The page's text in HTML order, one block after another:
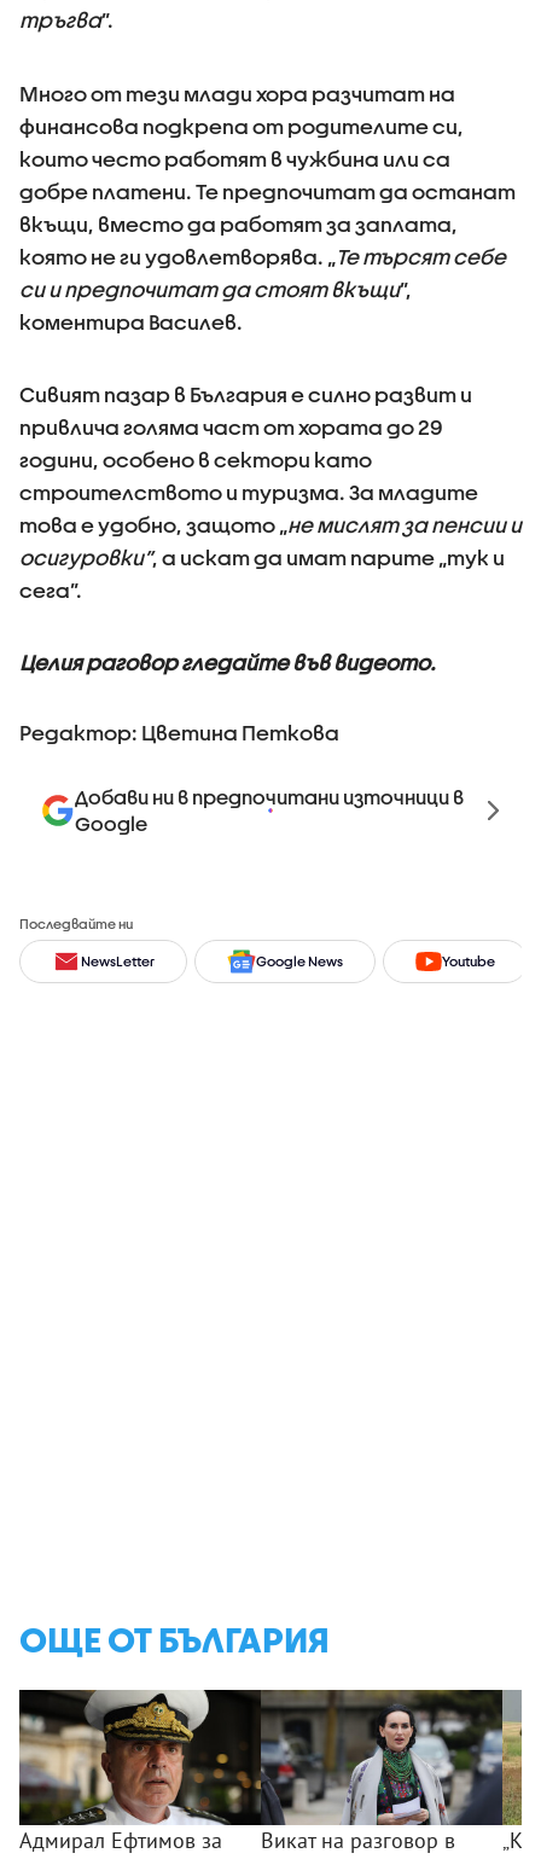
тръгва”.
Много от тези млади хора разчитат на
финансова подкрепа от родителите си,
които често работят в чужбина или са
добре платени. Те предпочитат да останат
вкъщи, вместо да работят за заплата,
която не ги удовлетворява. „Те търсят себе
си и предпочитат да стоят вкъщи”,
коментира Василев.
Сивият пазар в България е силно развит и
привлича голяма част от хората до 29
години, особено в сектори като
строителството и туризма. За младите
това е удобно, защото „не мислят за пенсии и
осигуровки”, а искат да имат парите „тук и
сега”.
Целия раговор гледайте във видеото.
Редактор: Цветина Петкова
Добави ни в предпочитани източници в
Google
Последвайте ни
NewsLetter Google News Youtube
ОЩЕ ОТ БЪЛГАРИЯ
Адмирал Ефтимов за
Викат на разговор в